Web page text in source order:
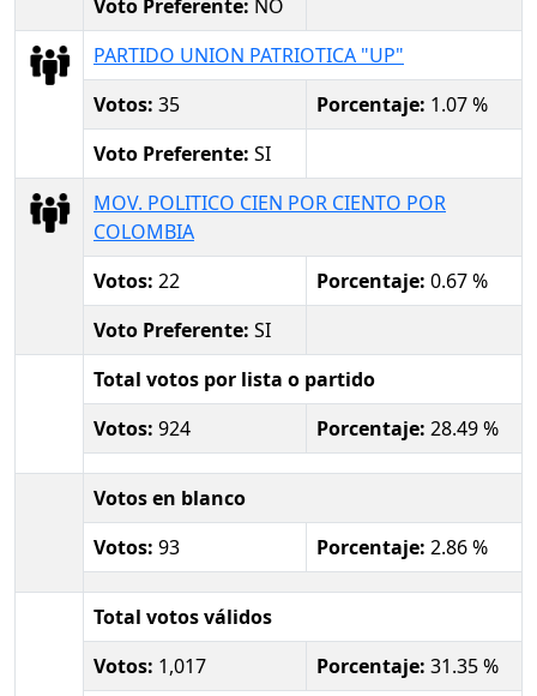
Voto Preferente: NO
PARTIDO UNION PATRIOTICA "UP"
Votos: 35 Porcentaje: 1.07 %
Voto Preferente: SI
MOV. POLITICO CIEN POR CIENTO POR
COLOMBIA
Votos: 22 Porcentaje: 0.67 %
Voto Preferente: SI
Total votos por lista o partido
Votos: 924 Porcentaje: 28.49 %
Votos en blanco
Votos: 93 Porcentaje: 2.86 %
Total votos válidos
Votos: 1,017 Porcentaje: 31.35 %